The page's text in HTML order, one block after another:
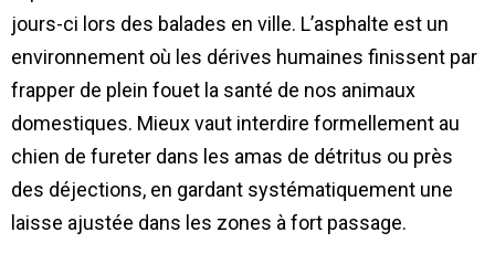
jours-ci lors des balades en ville. L’asphalte est un
environnement où les dérives humaines finissent par
frapper de plein fouet la santé de nos animaux
domestiques. Mieux vaut interdire formellement au
chien de fureter dans les amas de détritus ou près
des déjections, en gardant systématiquement une
laisse ajustée dans les zones à fort passage.